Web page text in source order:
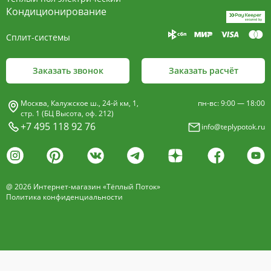
пластины, покрыт износостойким порошковым
покрытием чёрного цвета.
- изготавливается двух типов: рулонная и
анодированный алюминий четырёх цветов -
золото, бронза, чёрный, серебро (без доплат)
дерево – дуб натуральный
нержавеющая сталь
Кондиционирование
Сплит-системы
Заказать звонок Заказать расчёт
Москва, Калужское ш., 24-й км, 1,
стр. 1 (БЦ Высота, оф. 212)
+7 495 118 92 76
пн-вс: 9:00 — 18:00
info@teplypotok.ru
@ 2026 Интернет-магазин «Тёплый Поток»
Политика конфиденциальности